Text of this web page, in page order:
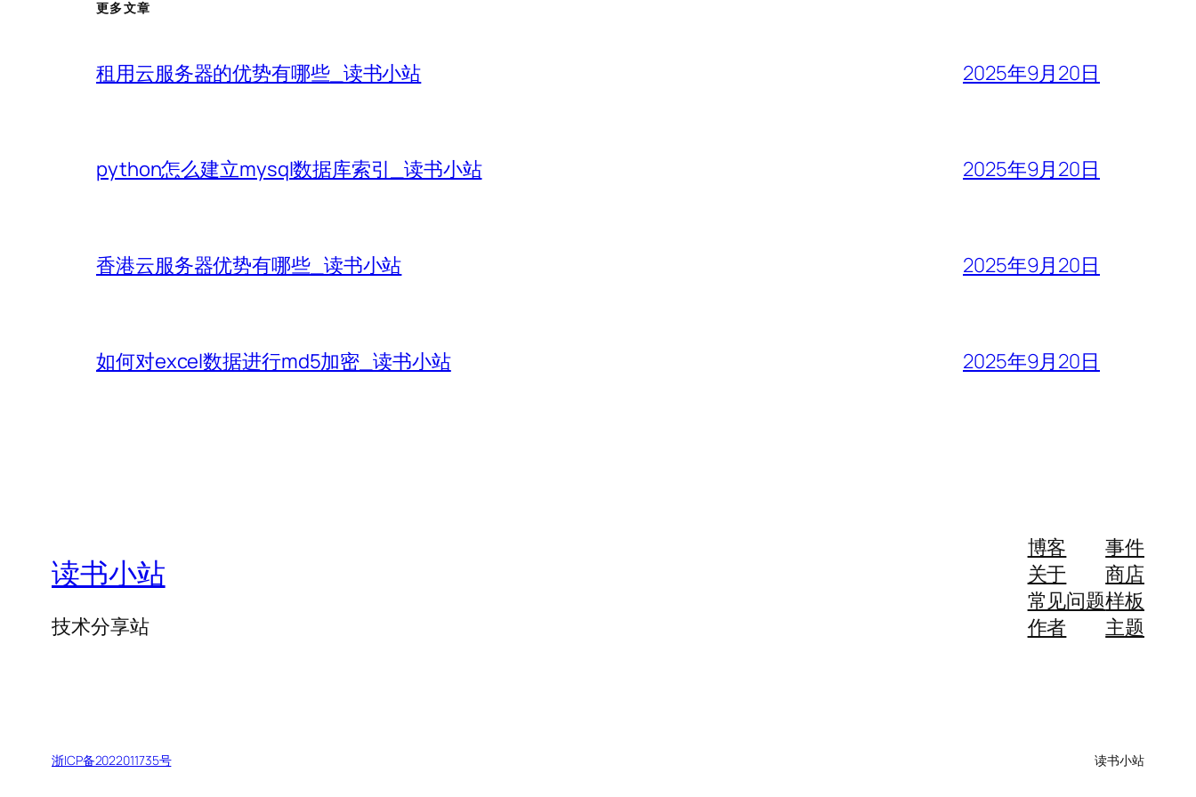
更多文章
租用云服务器的优势有哪些_读书小站 2025年9月20日
python怎么建立mysql数据库索引_读书小站 2025年9月20日
香港云服务器优势有哪些_读书小站 2025年9月20日
如何对excel数据进行md5加密_读书小站 2025年9月20日
读书小站
技术分享站
博客
关于
常见问题
作者
事件
商店
样板
主题
浙ICP备2022011735号 读书小站